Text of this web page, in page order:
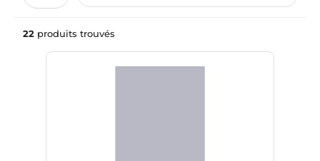
22 produits trouvés